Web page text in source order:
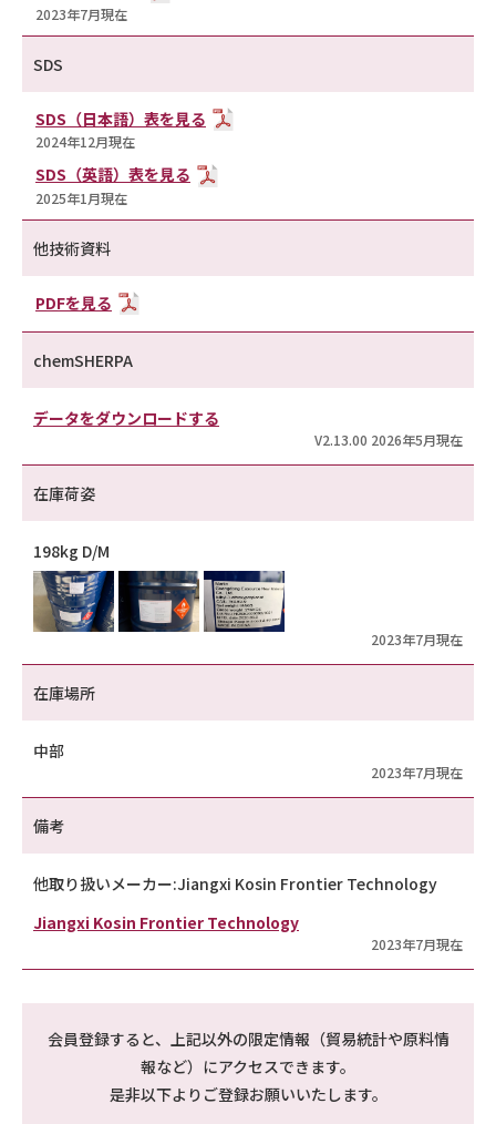
2023年7月現在
SDS
SDS（日本語）表を見る
2024年12月現在
SDS（英語）表を見る
2025年1月現在
他技術資料
PDFを見る
chemSHERPA
データをダウンロードする
V2.13.00 2026年5月現在
在庫荷姿
198kg D/M
2023年7月現在
在庫場所
中部
2023年7月現在
備考
他取り扱いメーカー:Jiangxi Kosin Frontier Technology
Jiangxi Kosin Frontier Technology
2023年7月現在
会員登録すると、上記以外の限定情報（貿易統計や原料情
報など）にアクセスできます。
是非以下よりご登録お願いいたします。